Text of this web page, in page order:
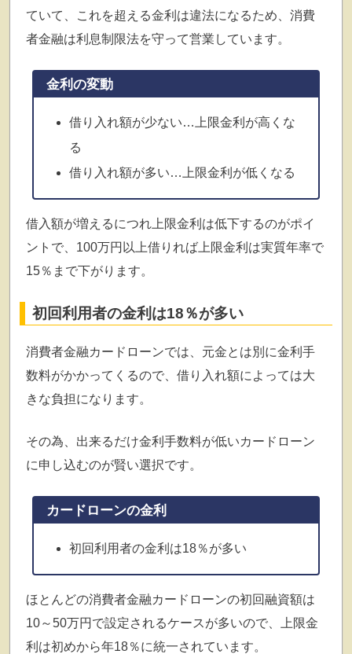
ていて、これを超える金利は違法になるため、消費
者金融は利息制限法を守って営業しています。
金利の変動
借り入れ額が少ない…上限金利が高くな
る
借り入れ額が多い…上限金利が低くなる
借入額が増えるにつれ上限金利は低下するのがポイ
ントで、100万円以上借りれば上限金利は実質年率で
15％まで下がります。
初回利用者の金利は18％が多い
消費者金融カードローンでは、元金とは別に金利手
数料がかかってくるので、借り入れ額によっては大
きな負担になります。
その為、出来るだけ金利手数料が低いカードローン
に申し込むのが賢い選択です。
カードローンの金利
初回利用者の金利は18％が多い
ほとんどの消費者金融カードローンの初回融資額は
10～50万円で設定されるケースが多いので、上限金
利は初めから年18％に統一されています。